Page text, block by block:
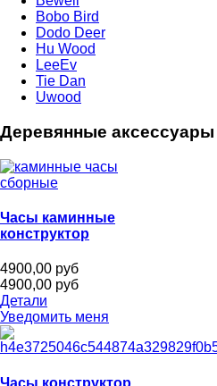
Bobo Bird
Dodo Deer
Hu Wood
LeeEv
Tie Dan
Uwood
Деревянные аксессуары
Часы каминные
конструктор
4900,00 руб
4900,00 руб
Детали
Уведомить меня
Часы конструктор